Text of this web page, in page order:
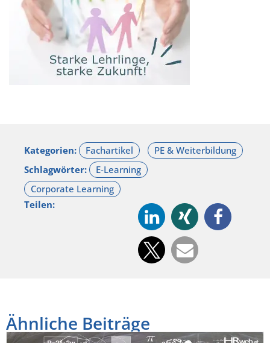
Kategorien:
Schlagwörter:
Teilen:
Ähnliche Beiträge